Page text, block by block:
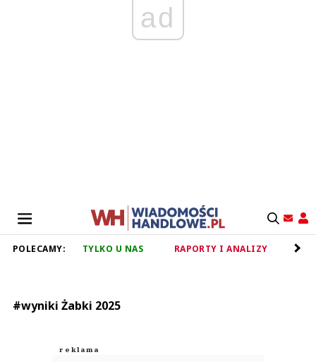
ad
POLECAMY: TYLKO U NAS RAPORTY I ANALIZY
#wyniki Żabki 2025